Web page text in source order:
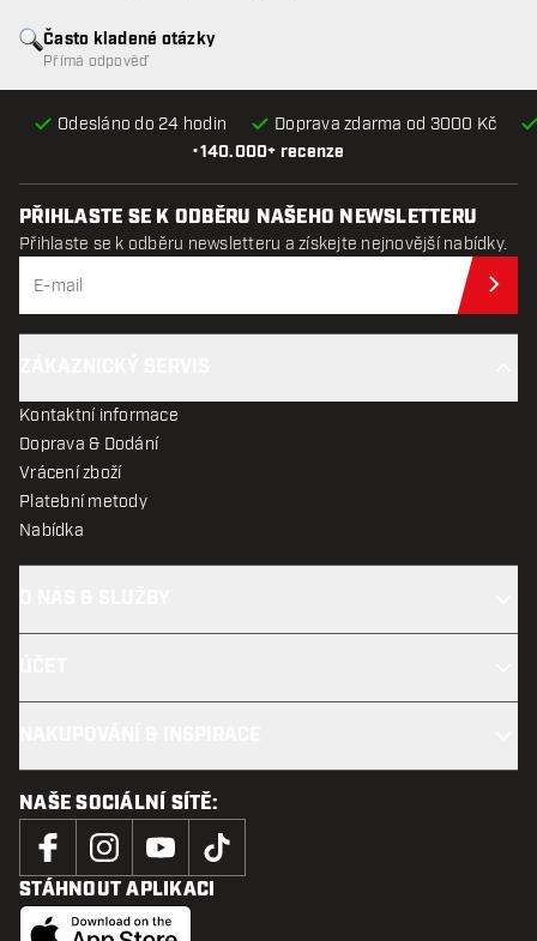
•140.000+ recenze
Odesláno do 24 hodin Doprava zdarma od 3000 Kč
Často kladené otázky
Přímá odpověď
PŘIHLASTE SE K ODBĚRU NAŠEHO NEWSLETTERU
Přihlaste se k odběru newsletteru a získejte nejnovější nabídky.
Kontaktní informace
Doprava & Dodání
Vrácení zboží
Platební metody
Nabídka
NAŠE SOCIÁLNÍ SÍTĚ:
STÁHNOUT APLIKACI